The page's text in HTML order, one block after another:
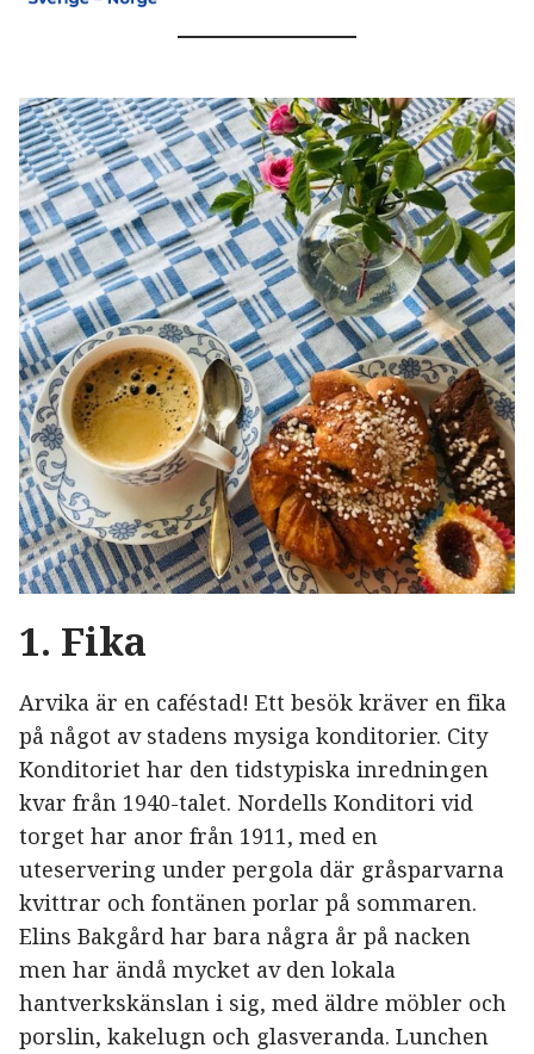
1. Fika
Arvika är en caféstad! Ett besök kräver en fika
på något av stadens mysiga konditorier. City
Konditoriet har den tidstypiska inredningen
kvar från 1940-talet. Nordells Konditori vid
torget har anor från 1911, med en
uteservering under pergola där gråsparvarna
kvittrar och fontänen porlar på sommaren.
Elins Bakgård har bara några år på nacken
men har ändå mycket av den lokala
hantverkskänslan i sig, med äldre möbler och
porslin, kakelugn och glasveranda. Lunchen